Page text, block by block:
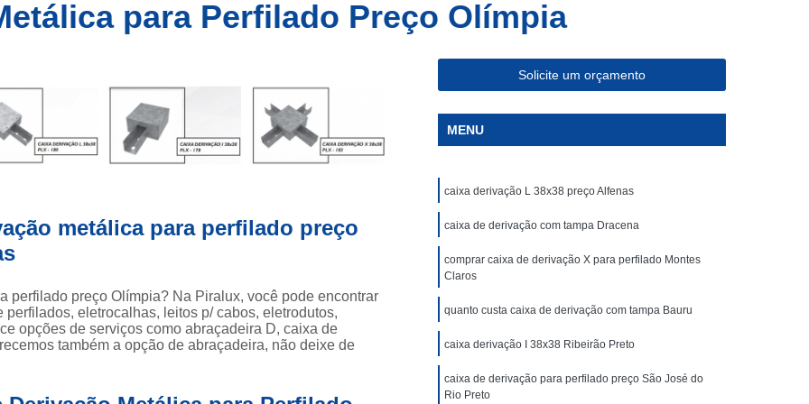
Caixa Derivação I 38x38
Caixa Derivação L 38x38
Caixa Derivação Perfilado
Comprar Eletrocalha Lisa com Virola
Comprar Eletrocalha Lisa Tipo U
Comprar Eletrocalha Perfurada na Base e Lisa na Lateral com Virola
Comprar Eletrocalha Perfurada na Base e Lisa na Lateral Tipo U
Comprar Eletrocalha Perfurada na Lateral e Lisa na Base com Virola
Comprar Eletrocalha Perfurada na Lateral e Lisa na Base Tipo U
Comprar Emenda para Eletrocalha
Comprar Perfilado Metálico Perfurado
Comprar Perfilado Perfurado 19x38mm
Comprar Perfilado Perfurado 38 X 38
Comprar Perfilado Perfurado 38x38 Reforçado
Comprar Perfilado Perfurado 76x38
Comprar Perfilado Perfurado 76x76
Comprar Perfilado Perfurado de Chapa Galvanizada
para Perfilado Preço Olímpia
metálica para perfilado preço
perfilado preço Olímpia? Na Piralux, você pode encontrar
eletrocalhas, leitos p/ cabos, eletrodutos,
opções de serviços como abraçadeira D, caixa de
também a opção de abraçadeira, não deixe de
Solicite um orçamento
MENU
caixa derivação L 38x38 preço Alfenas
caixa de derivação com tampa Dracena
comprar caixa de derivação X para perfilado Montes
Claros
quanto custa caixa de derivação com tampa Bauru
caixa derivação I 38x38 Ribeirão Preto
caixa de derivação para perfilado preço São José do
Rio Preto